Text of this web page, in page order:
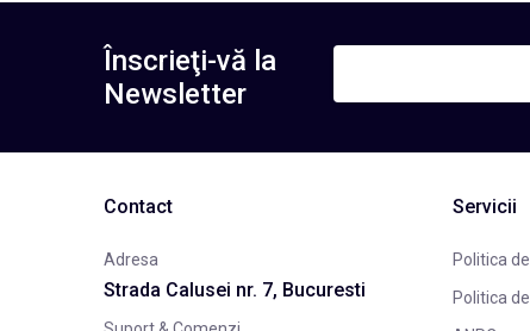
Înscrieţi-vă la
Newsletter
Contact
Adresa
Strada Calusei nr. 7, Bucuresti
Servicii
Politica
Politica